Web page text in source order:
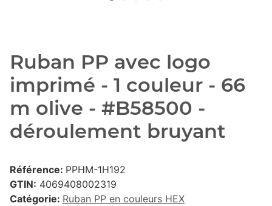
Ruban PP avec logo
imprimé - 1 couleur - 66
m olive - #B58500 -
déroulement bruyant
Référence: PPHM-1H192
GTIN: 4069408002319
Catégorie: Ruban PP en couleurs HEX